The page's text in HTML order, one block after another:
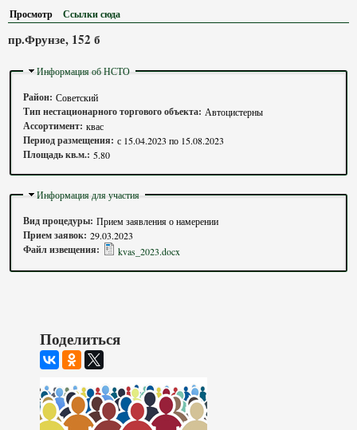
Просмотр (активная вкладка)
Ссылки сюда
пр.Фрунзе, 152 б
Скрыть
Информация об НСТО
Район: Советский
Тип нестационарного торгового объекта: Автоцистерны
Ассортимент: квас
Период размещения: с 15.04.2023 по 15.08.2023
Площадь кв.м.: 5.80
Скрыть
Информация для участия
Вид процедуры: Прием заявления о намерении
Прием заявок: 29.03.2023
Файл извещения: kvas_2023.docx
Поделиться